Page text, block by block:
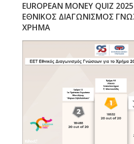
EUROPEAN MONEY QUIZ
ΕΘΝΙΚΟΣ ΔΙΑΓΩΝΙΣΜΟΣ
ΧΡΗΜΑ